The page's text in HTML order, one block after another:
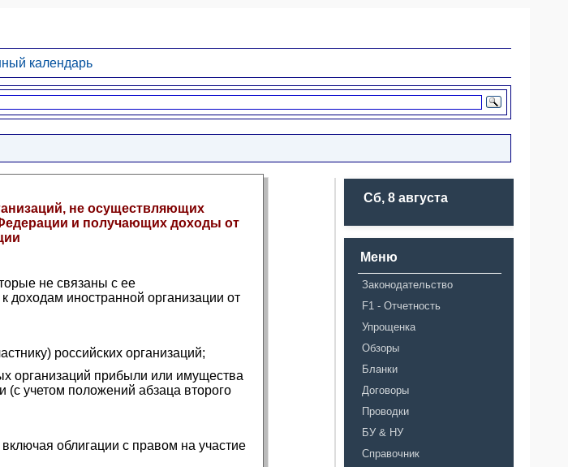
календарь
не осуществляющих
и получающих доходы от
не связаны с ее
доходам иностранной организации от
российских организаций;
организаций прибыли или имущества
(с учетом положений абзаца второго
облигации с правом на участие
Сб, 8 августа
Меню
Законодательство
F1 - Отчетность
Упрощенка
Обзоры
Бланки
Договоры
Проводки
БУ & НУ
Справочник